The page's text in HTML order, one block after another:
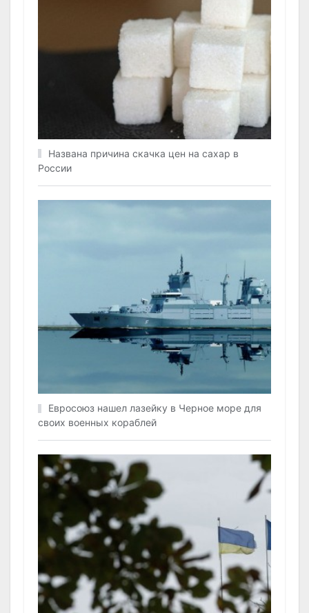
Названа причина скачка цен на сахар в
России
Евросоюз нашел лазейку в Черное море для
своих военных кораблей